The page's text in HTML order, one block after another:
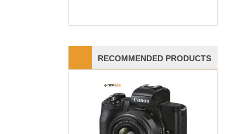
RECOMMENDED PRODUCTS